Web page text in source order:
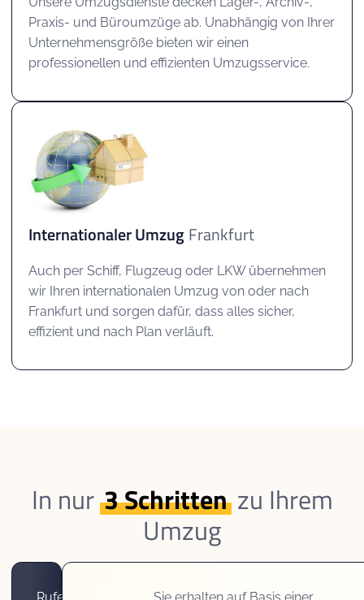
Praxis- und Büroumzüge ab. Unabhängig von Ihrer
Unternehmensgröße bieten wir einen
professionellen und effizienten Umzugsservice.
Internationaler UmzugFrankfurt
Auch per Schiff, Flugzeug oder LKW übernehmen
wir Ihren internationalen Umzug von oder nach
Frankfurt und sorgen dafür, dass alles sicher,
effizient und nach Plan verläuft.
In nur 3 Schrittenzu Ihrem
Umzug